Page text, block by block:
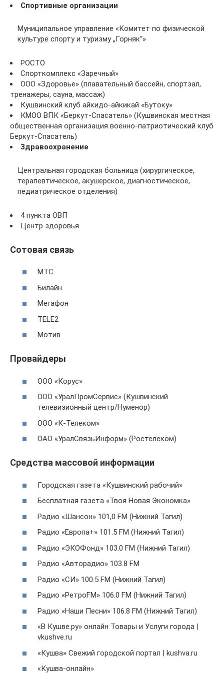
Спортивные организации
Муниципальное управление «Комитет по физической
культуре спорту и туризму „Горняк“»
РОСТО
Спорткомплекс «Заречный»
ООО «Здоровье» (плавательный бассейн, спортзал,
тренажеры, сауна, массаж)
Кушвинский клуб айкидо-айкикай «Бутоку»
КМОО ВПК «Беркут-Спасатель» (Кушвинская местная
общественная организация военно-патриотический клуб
Беркут-Спасатель)
Здравоохранение
Центральная городская больница (хирургическое,
терапевтическое, акушерское, диагностическое,
педиатрическое отделения)
4 пункта ОВП
Центр здоровья
Сотовая связь
МТС
Билайн
Мегафон
TELE2
Мотив
Провайдеры
ООО «Корус»
ООО «УралПромСервис» (Кушвинский
телевизионный центр/Нуменор)
ООО «К-Телеком»
ОАО «УралСвязьИнформ» (Ростелеком)
Средства массовой информации
Городская газета «Кушвинский рабочий»
Бесплатная газета «Твоя Новая Экономка»
Радио «Шансон» 101,0 FM (Нижний Тагил)
Радио «Европа+» 101.5 FM (Нижний Тагил)
Радио «ЭКОФонд» 103.0 FM (Нижний Тагил)
Радио «Авторадио» 103.8 FM
Радио «СИ» 100.5 FM (Нижний Тагил)
Радио «РетроFM» 106.0 FM (Нижний Тагил)
Радио «Наши Песни» 106.8 FM (Нижний Тагил)
«В Кушве.ру» онлайн Товары и Услуги города |
vkushve.ru
«Кушва» Свежий городской портал | kushva.ru
«Кушва-онлайн»